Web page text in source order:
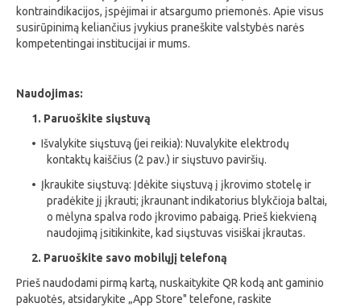
kontraindikacijos, įspėjimai ir atsargumo priemonės. Apie visus
susirūpinimą keliančius įvykius praneškite valstybės narės
kompetentingai institucijai ir mums.
Naudojimas:
1. Paruoškite siųstuvą
• Išvalykite siųstuvą (jei reikia): Nuvalykite elektrodų
kontaktų kaiščius (2 pav.) ir siųstuvo paviršių.
• Įkraukite siųstuvą: Įdėkite siųstuvą į įkrovimo stotelę ir
pradėkite jį įkrauti; įkraunant indikatorius blykčioja baltai,
o mėlyna spalva rodo įkrovimo pabaigą. Prieš kiekvieną
naudojimą įsitikinkite, kad siųstuvas visiškai įkrautas.
2. Paruoškite savo mobilųjį telefoną
Prieš naudodami pirmą kartą, nuskaitykite QR kodą ant gaminio
pakuotės, atsidarykite „App Store" telefone, raskite